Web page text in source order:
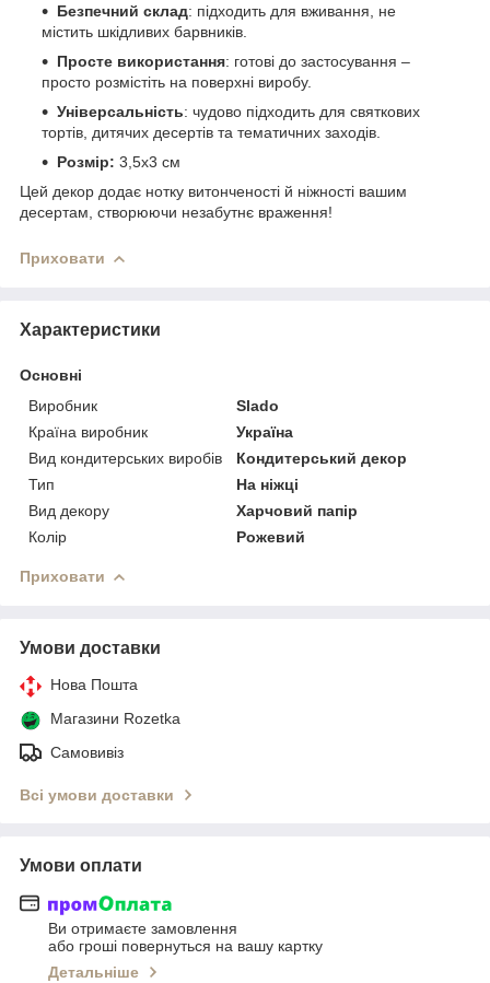
Безпечний склад: підходить для вживання, не
містить шкідливих барвників.
Просте використання: готові до застосування –
просто розмістіть на поверхні виробу.
Універсальність: чудово підходить для святкових
тортів, дитячих десертів та тематичних заходів.
Розмір: 3,5х3 см
Цей декор додає нотку витонченості й ніжності вашим
десертам, створюючи незабутнє враження!
Приховати
Характеристики
Основні
Виробник
Slado
Країна виробник
Україна
Вид кондитерських виробів
Кондитерський декор
Тип
На ніжці
Вид декору
Харчовий папір
Колір
Рожевий
Приховати
Умови доставки
Нова Пошта
Магазини Rozetka
Самовивіз
Всі умови доставки
Умови оплати
Ви отримаєте замовлення
або гроші повернуться на вашу картку
Детальніше